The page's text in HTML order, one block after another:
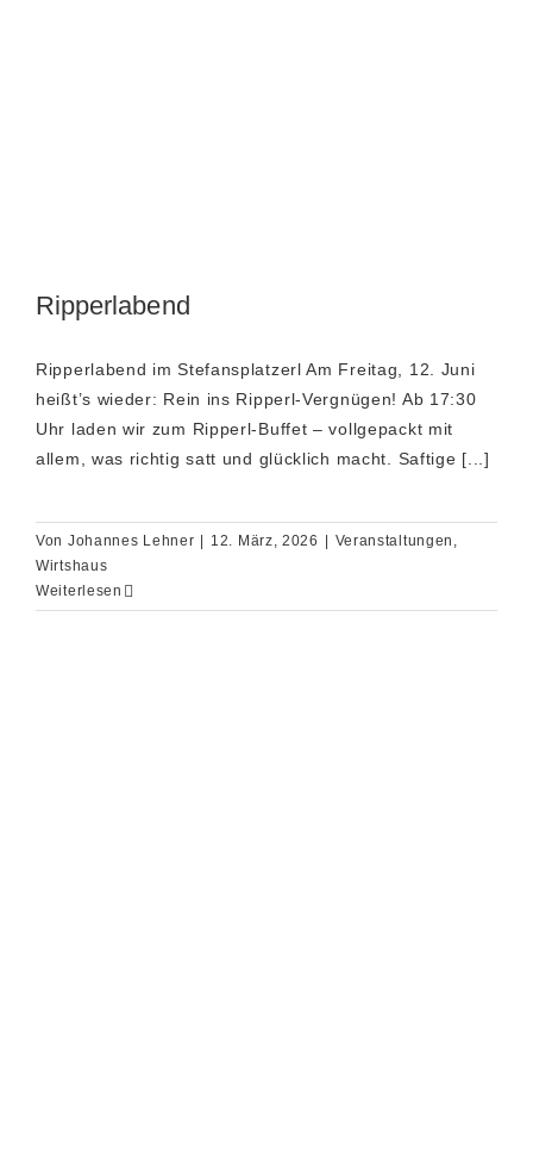
Ripperlabend
Ripperlabend im Stefansplatzerl Am Freitag, 12. Juni
heißt’s wieder: Rein ins Ripperl-Vergnügen! Ab 17:30
Uhr laden wir zum Ripperl-Buffet – vollgepackt mit
allem, was richtig satt und glücklich macht. Saftige [...]
Von Johannes Lehner | 12. März, 2026 | Veranstaltungen
Wirtshaus
Weiterlesen